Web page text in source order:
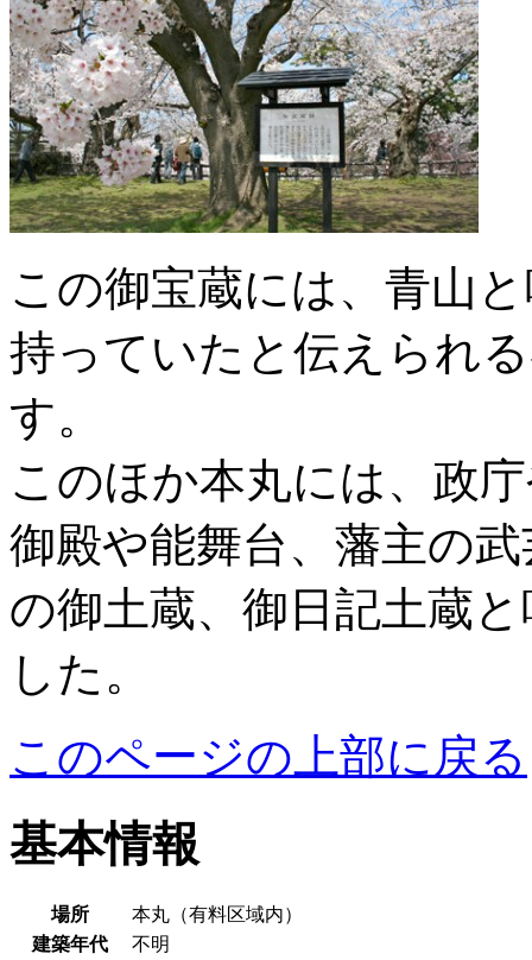
この御宝蔵には、青山
持っていたと伝えられ
す。
このほか本丸には、政
御殿や能舞台、藩主の
の御土蔵、御日記土蔵
した。
このページの上部に戻る
基本情報
場所
本丸（有料区域内）
建築年代
不明